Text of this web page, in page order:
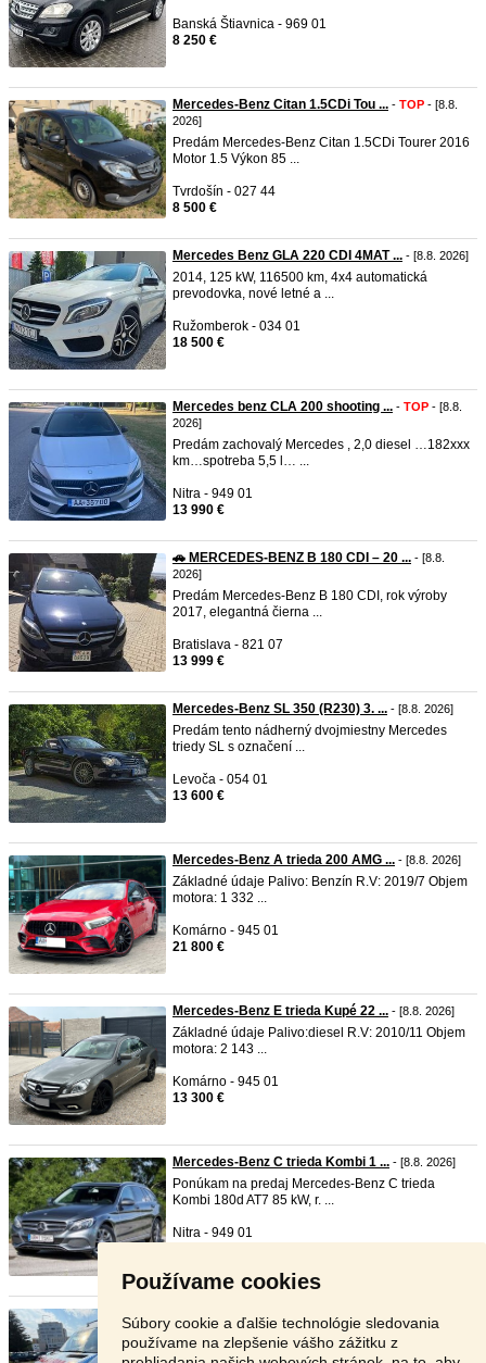
Používame cookies
Súbory cookie a ďalšie technológie sledovania
používame na zlepšenie vášho zážitku z
Banská Štiavnica - 969 01
8 250 €
Mercedes-Benz Citan 1.5CDi Tou ... - TOP - [8.8.
2026]
Predám Mercedes-Benz Citan 1.5CDi Tourer 2016
Motor 1.5 Výkon 85 ...
Tvrdošín - 027 44
8 500 €
Mercedes Benz GLA 220 CDI 4MAT ... - [8.8. 2026]
2014, 125 kW, 116500 km, 4x4 automatická
prevodovka, nové letné a ...
Ružomberok - 034 01
18 500 €
Mercedes benz CLA 200 shooting ... - TOP - [8.8.
2026]
Predám zachovalý Mercedes , 2,0 diesel …182xxx
km…spotreba 5,5 l… ...
Nitra - 949 01
13 990 €
🚗 MERCEDES-BENZ B 180 CDI – 20 ... - [8.8.
2026]
Predám Mercedes-Benz B 180 CDI, rok výroby
2017, elegantná čierna ...
Bratislava - 821 07
13 999 €
Mercedes-Benz SL 350 (R230) 3. ... - [8.8. 2026]
Predám tento nádherný dvojmiestny Mercedes
triedy SL s označení ...
Levoča - 054 01
13 600 €
Mercedes-Benz A trieda 200 AMG ... - [8.8. 2026]
Základné údaje Palivo: Benzín R.V: 2019/7 Objem
motora: 1 332 ...
Komárno - 945 01
21 800 €
Mercedes-Benz E trieda Kupé 22 ... - [8.8. 2026]
Základné údaje Palivo:diesel R.V: 2010/11 Objem
motora: 2 143 ...
Komárno - 945 01
13 300 €
Mercedes-Benz C trieda Kombi 1 ... - [8.8. 2026]
Ponúkam na predaj Mercedes-Benz C trieda
Kombi 180d AT7 85 kW, r. ...
Nitra - 949 01
Ponúkame na predaj, plne funkčné a pravidelne
udržiavané sanitné ...